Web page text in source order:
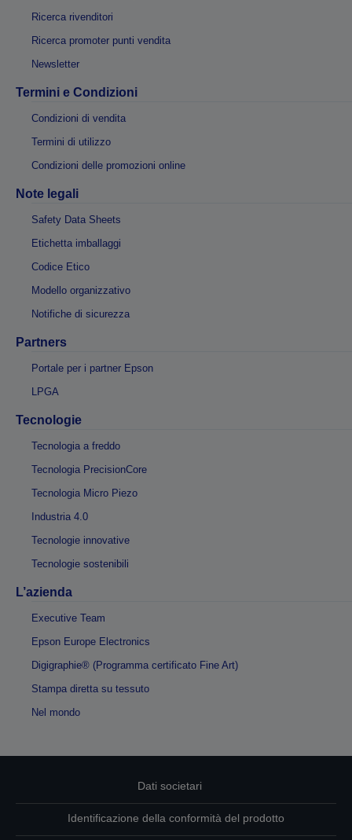
Ricerca rivenditori
Ricerca promoter punti vendita
Newsletter
Termini e Condizioni
Condizioni di vendita
Termini di utilizzo
Condizioni delle promozioni online
Note legali
Safety Data Sheets
Etichetta imballaggi
Codice Etico
Modello organizzativo
Notifiche di sicurezza
Partners
Portale per i partner Epson
LPGA
Tecnologie
Tecnologia a freddo
Tecnologia PrecisionCore
Tecnologia Micro Piezo
Industria 4.0
Tecnologie innovative
Tecnologie sostenibili
L’azienda
Executive Team
Epson Europe Electronics
Digigraphie® (Programma certificato Fine Art)
Stampa diretta su tessuto
Nel mondo
Dati societari
Identificazione della conformità del prodotto